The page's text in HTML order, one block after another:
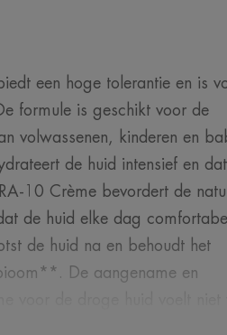
een hoge tolerantie en is
formule is geschikt voor de
volwassenen, kinderen en
de huid intensief en dat
10 Crème bevordert de
de huid elke dag comfortabel
de huid na en behoudt het
De aangename en